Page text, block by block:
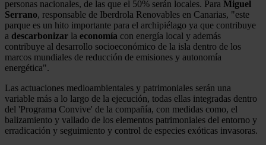
personas nacionales, de las que el 50% serán locales. Para Miguel
Serrano, responsable de Iberdrola Renovables en Canarias, "este
parque es un hito importante para el archipiélago ya que contribuye
a descarbonizar la economía con energía local y además
contribuye al desarrollo socioeconómico de la isla dentro de los
marcos mundiales de reducción de emisiones y autonomía
energética".
Las actuaciones medioambientales y patrimoniales serán una
variable más a lo largo de la ejecución, todas ellas integradas dentro
del 'Programa Convive' de la compañía, con medidas como, el
balizamiento y vallado de los elementos patrimoniales del entorno y
erradicación y seguimiento y control de especies exóticas invasoras.